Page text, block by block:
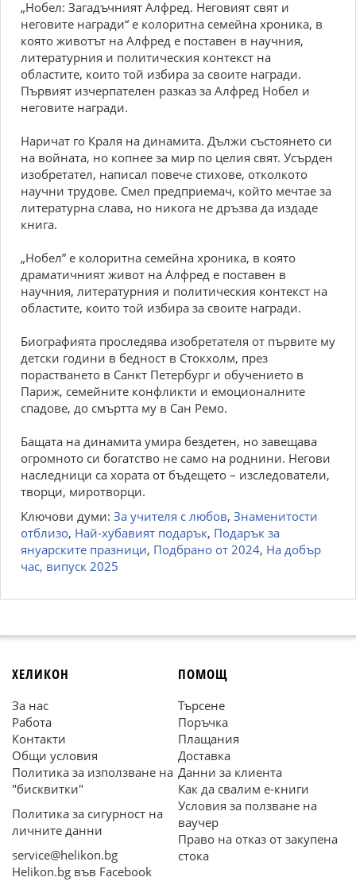
„Нобел: Загадъчният Алфред. Неговият свят и
неговите награди“ е колоритна семейна хроника, в
която животът на Алфред е поставен в научния,
литературния и политическия контекст на
областите, които той избира за своите награди.
Първият изчерпателен разказ за Алфред Нобел и
неговите награди.
Наричат го Краля на динамита. Дължи състоянето си
на войната, но копнее за мир по целия свят. Усърден
изобретател, написал повече стихове, отколкото
научни трудове. Смел предприемач, който мечтае за
литературна слава, но никога не дръзва да издаде
книга.
„Нобел” е колоритна семейна хроника, в която
драматичният живот на Алфред е поставен в
научния, литературния и политическия контекст на
областите, които той избира за своите награди.
Биографията проследява изобретателя от първите му
детски години в бедност в Стокхолм, през
порастването в Санкт Петербург и обучението в
Париж, семейните конфликти и емоционалните
спадове, до смъртта му в Сан Ремо.
Бащата на динамита умира бездетен, но завещава
огромното си богатство не само на роднини. Негови
наследници са хората от бъдещето – изследователи,
творци, миротворци.
Ключови думи: За учителя с любов, Знаменитости
отблизо, Най-хубавият подарък, Подарък за
януарските празници, Подбрано от 2024, На добър
час, випуск 2025
ХЕЛИКОН
За нас
Работа
Контакти
Общи условия
Политика за използване на
"бисквитки"
Политика за сигурност на
личните данни
service@helikon.bg
Helikon.bg във Facebook
ПОМОЩ
Търсене
Поръчка
Плащания
Доставка
Данни за клиента
Как да свалим е-книги
Условия за ползване на
ваучер
Право на отказ от закупена
стока